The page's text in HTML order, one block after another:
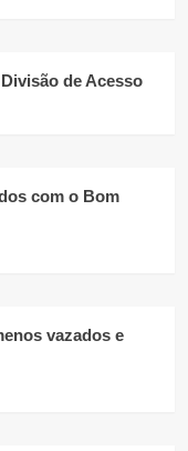
de Acesso
com o Bom
vazados e